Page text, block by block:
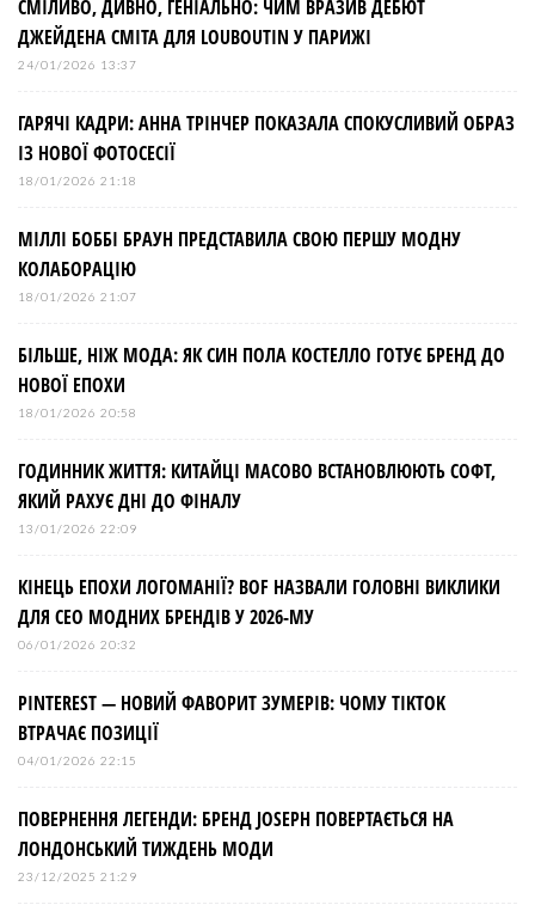
СМІЛИВО, ДИВНО, ГЕНІАЛЬНО: ЧИМ ВРАЗИВ ДЕБЮТ
ДЖЕЙДЕНА СМІТА ДЛЯ LOUBOUTIN У ПАРИЖІ
24/01/2026 13:37
ГАРЯЧІ КАДРИ: АННА ТРІНЧЕР ПОКАЗАЛА СПОКУСЛИВИЙ ОБРАЗ
ІЗ НОВОЇ ФОТОСЕСІЇ
18/01/2026 21:18
МІЛЛІ БОББІ БРАУН ПРЕДСТАВИЛА СВОЮ ПЕРШУ МОДНУ
КОЛАБОРАЦІЮ
18/01/2026 21:07
БІЛЬШЕ, НІЖ МОДА: ЯК СИН ПОЛА КОСТЕЛЛО ГОТУЄ БРЕНД ДО
НОВОЇ ЕПОХИ
18/01/2026 20:58
ГОДИННИК ЖИТТЯ: КИТАЙЦІ МАСОВО ВСТАНОВЛЮЮТЬ СОФТ,
ЯКИЙ РАХУЄ ДНІ ДО ФІНАЛУ
13/01/2026 22:09
КІНЕЦЬ ЕПОХИ ЛОГОМАНІЇ? BOF НАЗВАЛИ ГОЛОВНІ ВИКЛИКИ
ДЛЯ СЕО МОДНИХ БРЕНДІВ У 2026-МУ
06/01/2026 20:32
PINTEREST — НОВИЙ ФАВОРИТ ЗУМЕРІВ: ЧОМУ TIKTOK
ВТРАЧАЄ ПОЗИЦІЇ
04/01/2026 22:15
ПОВЕРНЕННЯ ЛЕГЕНДИ: БРЕНД JOSEPH ПОВЕРТАЄТЬСЯ НА
ЛОНДОНСЬКИЙ ТИЖДЕНЬ МОДИ
23/12/2025 21:29